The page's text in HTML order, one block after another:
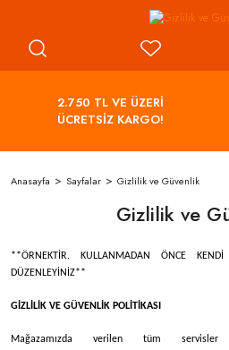
2.750 TL VE ÜZERİ
ÜCRETSİZ KARGO!
Anasayfa Sayfalar Gizlilik ve Güvenlik
Gizlilik ve
**ÖRNEKTİR. KULLANMADAN ÖNCE
DÜZENLEYİNİZ**
GİZLİLİK VE GÜVENLİK POLİTİKASI
Mağazamızda verilen tüm